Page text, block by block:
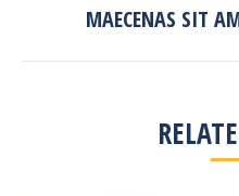
MAECENAS SIT